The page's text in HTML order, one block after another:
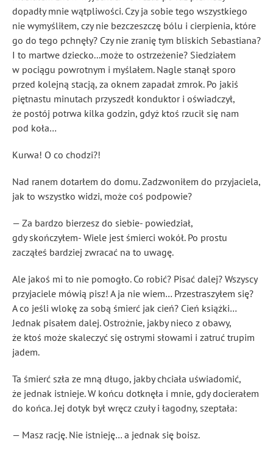
dopadły mnie wątpliwości. Czy ja sobie tego wszystkiego
nie wymyśliłem, czy nie bezczeszczę bólu i cierpienia, które
go do tego pchnęły? Czy nie zranię tym bliskich Sebastiana?
I to martwe dziecko...może to ostrzeżenie? Siedziałem
w pociągu powrotnym i myślałem. Nagle stanął sporo
przed kolejną stacją, za oknem zapadał zmrok. Po jakiś
piętnastu minutach przyszedł konduktor i oświadczył,
że postój potrwa kilka godzin, gdyż ktoś rzucił się nam
pod koła…
Kurwa! O co chodzi?!
Nad ranem dotarłem do domu. Zadzwoniłem do przyjaciela,
jak to wszystko widzi, może coś podpowie?
— Za bardzo bierzesz do siebie- powiedział,
gdy skończyłem- Wiele jest śmierci wokół. Po prostu
zacząłeś bardziej zwracać na to uwagę.
Ale jakoś mi to nie pomogło. Co robić? Pisać dalej? Wszyscy
przyjaciele mówią pisz! A ja nie wiem… Przestraszyłem się?
A co jeśli wlokę za sobą śmierć jak cień? Cień książki…
Jednak pisałem dalej. Ostrożnie, jakby nieco z obawy,
że ktoś może skaleczyć się ostrymi słowami i zatruć trupim
jadem.
Ta śmierć szła ze mną długo, jakby chciała uświadomić,
że jednak istnieje. W końcu dotknęła i mnie, gdy docierałem
do końca. Jej dotyk był wręcz czuły i łagodny, szeptała:
— Masz rację. Nie istnieję… a jednak się boisz.